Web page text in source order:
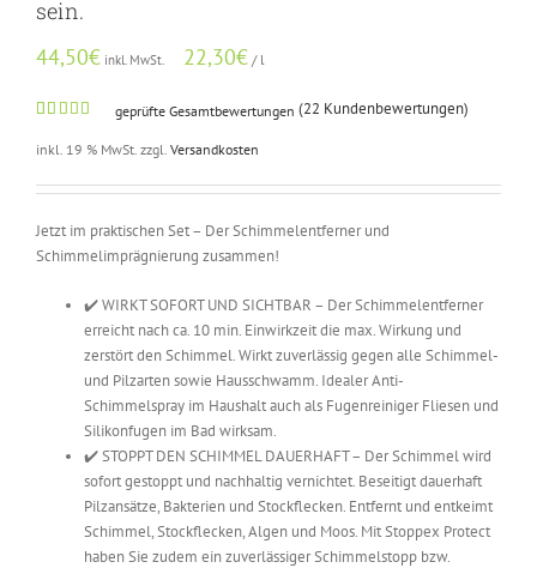
sein.
44,50€ inkl. MwSt. 22,30€ / l
mit 5.00
auf
geprüfte Gesamtbewertungen (22 Kundenbewertungen)
inkl. 19 % MwSt. zzgl. Versandkosten
Jetzt im praktischen Set – Der Schimmelentferner und
Schimmelimprägnierung zusammen!
✔️ WIRKT SOFORT UND SICHTBAR – Der Schimmelentferner
erreicht nach ca. 10 min. Einwirkzeit die max. Wirkung und
zerstört den Schimmel. Wirkt zuverlässig gegen alle Schimmel-
und Pilzarten sowie Hausschwamm. Idealer Anti-
Schimmelspray im Haushalt auch als Fugenreiniger Fliesen und
Silikonfugen im Bad wirksam.
✔️ STOPPT DEN SCHIMMEL DAUERHAFT – Der Schimmel wird
sofort gestoppt und nachhaltig vernichtet. Beseitigt dauerhaft
Pilzansätze, Bakterien und Stockflecken. Entfernt und entkeimt
Schimmel, Stockflecken, Algen und Moos. Mit Stoppex Protect
haben Sie zudem ein zuverlässiger Schimmelstopp bzw.